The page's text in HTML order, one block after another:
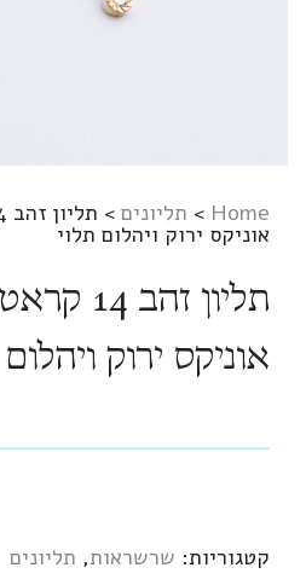
Home
> תליונים >
אוניקס ירוק ויהלום תלוי
תליון
אוניקס ירוק
קטגוריות: שרשראות, תליונים